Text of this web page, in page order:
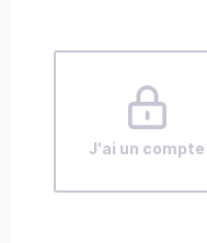
J'ai un compte